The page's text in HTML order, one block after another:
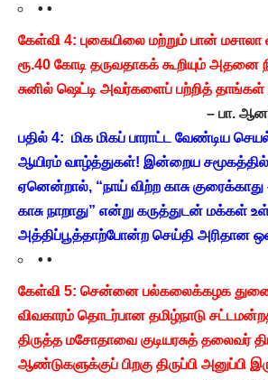
• •
கேள்வி 4: புகையிலை மற்றும் பான் மசாலா
ரூ.40 கோடி தருவதாகக் கூறியும் அதனை
சுனில் ஷெட்டி அவர்களைப் பற்றித்
– பா.
பதில் 4: மிக மிகப் பாராட்ட வேண்டிய
ஆயிரம் வாழ்த்துகள்! இன்றைய
ஏனென்றால், “நாய் விற்ற காசு குரைக்காது
காசு நாறாது” என்று கருத்துடன் மக்கள்
அத்திப்பூத்தாற்போன்ற செய்தி அரிதான
• •
கேள்வி 5: சென்னை பல்கலைக்கழக
விவகாரம் தொடர்பான தமிழ்நாடு
திருத்த மசோதாவை குடியரசுத் தலைவர்
ஆண்டுகளுக்குப் பிறகு திருப்பி அனுப்பி